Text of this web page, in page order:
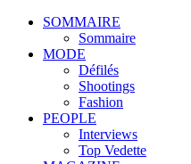
SOMMAIRE
Sommaire
MODE
Défilés
Shootings
Fashion
PEOPLE
Interviews
Top Vedette